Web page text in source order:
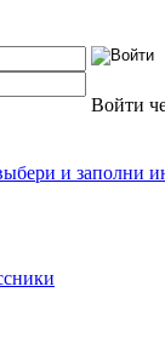
Войти
и заполни